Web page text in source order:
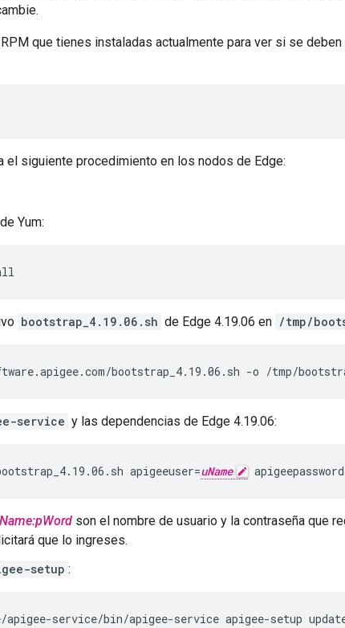
que tienes instaladas actualmente para ver si se
el siguiente procedimiento en los nodos de Edge:
Yum:
bootstrap_4.19.06.sh de Edge 4.19.06 en /tmp/
bootstrap_4.19.06.sh -o /tmp/
service y las dependencias de Edge 4.19.06:
apigeeuser=uName
son el nombre de usuario y la contraseña que
que lo ingreses.
setup :
apigee-service/bin/apigee-service apigee-setup